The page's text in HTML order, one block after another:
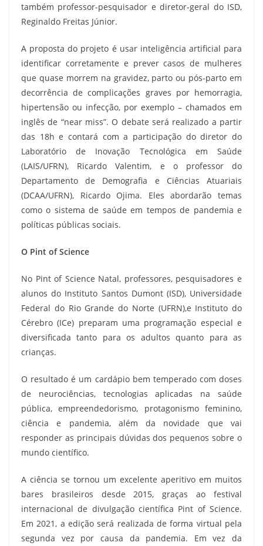
também professor-pesquisador e diretor-geral do ISD,
Reginaldo Freitas Júnior.
A proposta do projeto é usar inteligência artificial para
identificar corretamente e prever casos de mulheres
que quase morrem na gravidez, parto ou pós-parto em
decorrência de complicações graves por hemorragia,
hipertensão ou infecção, por exemplo – chamados em
inglês de “near miss”. O debate será realizado a partir
das 18h e contará com a participação do diretor do
Laboratório de Inovação Tecnológica em Saúde
(LAIS/UFRN), Ricardo Valentim, e o professor do
Departamento de Demografia e Ciências Atuariais
(DCAA/UFRN), Ricardo Ojima. Eles abordarão temas
como o sistema de saúde em tempos de pandemia e
políticas públicas sociais.
O Pint of Science
No Pint of Science Natal, professores, pesquisadores e
alunos do Instituto Santos Dumont (ISD), Universidade
Federal do Rio Grande do Norte (UFRN),e Instituto do
Cérebro (ICe) preparam uma programação especial e
diversificada tanto para os adultos quanto para as
crianças.
O resultado é um cardápio bem temperado com doses
de neurociências, tecnologias aplicadas na saúde
pública, empreendedorismo, protagonismo feminino,
ciência e pandemia, além da novidade que vai
responder as principais dúvidas dos pequenos sobre o
mundo científico.
A ciência se tornou um excelente aperitivo em muitos
bares brasileiros desde 2015, graças ao festival
internacional de divulgação científica Pint of Science.
Em 2021, a edição será realizada de forma virtual pela
segunda vez por causa da pandemia. Em vez da